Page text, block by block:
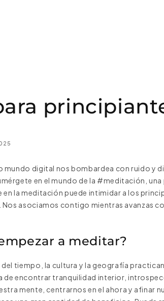
mundo digital nos bombardea con ruido y
en el mundo de la #meditación,
en la meditación puede intimidar a los
asociamos contigo mientras avanzas
a meditar?
del tiempo, la cultura y la geografía
de encontrar tranquilidad interior,
mente, centrarnos en el ahora y afinar